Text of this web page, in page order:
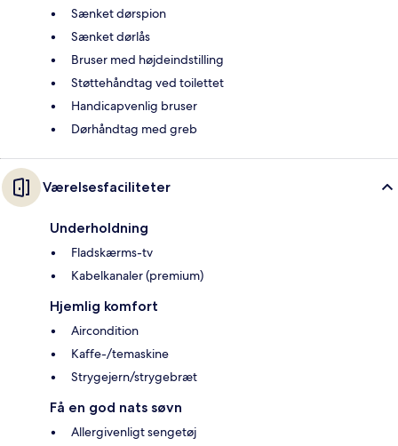
Sænket dørspion
Sænket dørlås
Bruser med højdeindstilling
Støttehåndtag ved toilettet
Handicapvenlig bruser
Dørhåndtag med greb
Værelsesfaciliteter
Underholdning
Fladskærms-tv
Kabelkanaler (premium)
Hjemlig komfort
Aircondition
Kaffe-/temaskine
Strygejern/strygebræt
Få en god nats søvn
Allergivenligt sengetøj